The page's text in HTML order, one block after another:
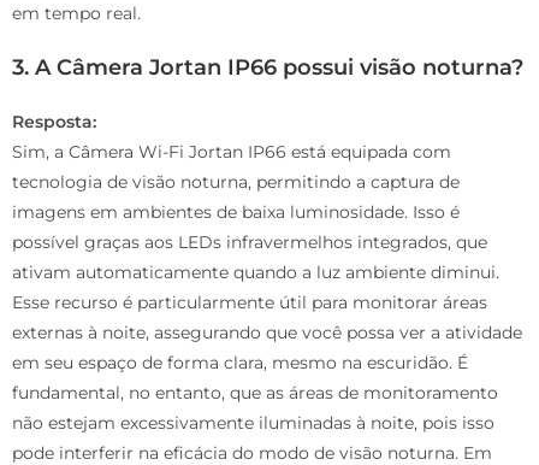
em tempo real.
3. A Câmera Jortan IP66 possui visão noturna?
Resposta:
Sim, a Câmera Wi-Fi Jortan IP66 está equipada com
tecnologia de visão noturna, permitindo a captura de
imagens em ambientes de baixa luminosidade. Isso é
possível graças aos LEDs infravermelhos integrados, que
ativam automaticamente quando a luz ambiente diminui.
Esse recurso é particularmente útil para monitorar áreas
externas à noite, assegurando que você possa ver a atividade
em seu espaço de forma clara, mesmo na escuridão. É
fundamental, no entanto, que as áreas de monitoramento
não estejam excessivamente iluminadas à noite, pois isso
pode interferir na eficácia do modo de visão noturna. Em